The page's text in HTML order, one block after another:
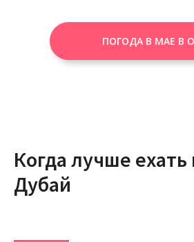
ПОГОДА В МАЕ В
Когда лучше ехать
Дубай